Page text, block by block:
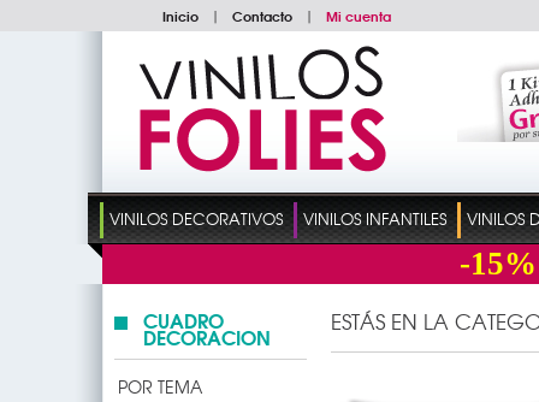
Inicio | Contacto | Mi cuenta
VINILOS DECORATIVOS VINILOS INFANTILES VINILOS
-15%
CUADRO
DECORACION
POR TEMA
ESTÁS EN LA